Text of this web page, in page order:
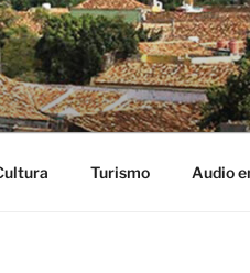
Turismo Audio